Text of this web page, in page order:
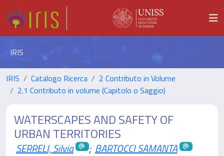
IRIS
IRIS Catalogo Ricerca
2 Contributo in Volume
2.1 Contributo in volume (Capitolo o Saggio)
WATERSCAPES AND SAFETY OF
URBAN TERRITORIES
SERRELI, Silvia ; BARTOCCI SAMANTA